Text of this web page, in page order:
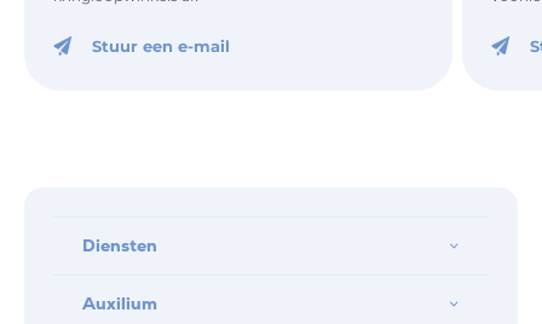
Stuur een e-mail
Diensten
Auxilium